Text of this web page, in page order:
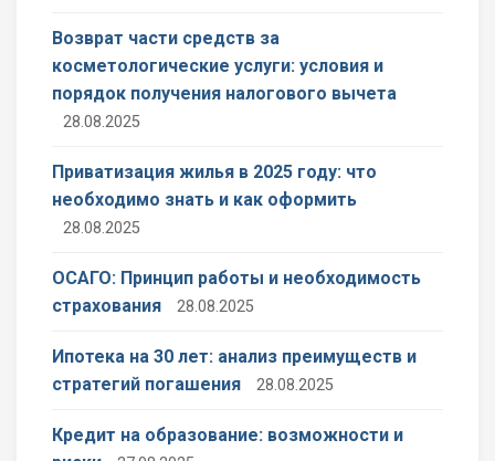
Возврат части средств за
косметологические услуги: условия и
порядок получения налогового вычета
28.08.2025
Приватизация жилья в 2025 году: что
необходимо знать и как оформить
28.08.2025
ОСАГО: Принцип работы и необходимость
страхования
28.08.2025
Ипотека на 30 лет: анализ преимуществ и
стратегий погашения
28.08.2025
Кредит на образование: возможности и